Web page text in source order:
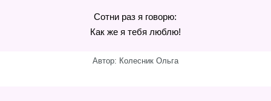
Сотни раз я говорю:
Как же я тебя люблю!
Автор: Колесник Ольга